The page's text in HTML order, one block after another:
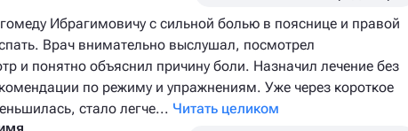
Ибрагимовичу с сильной болью в пояснице и правой
Врач внимательно выслушал, посмотрел
и понятно объяснил причину боли. Назначил лечение без
по режиму и упражнениям. Уже через короткое
стало легче... Читать целиком